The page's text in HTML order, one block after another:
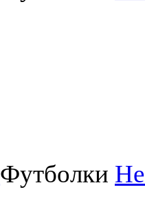
Футболки